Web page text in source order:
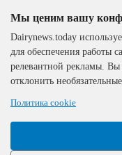
The DairyNews, все
защищены, 2000-2024
Мы ценим вашу
Dairynews.today
для обеспечения работы
релевантной рекламы.
отклонить
Политика cookie